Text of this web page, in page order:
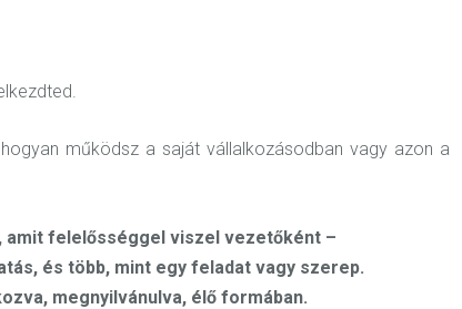
működsz a saját vállalkozásodban vagy azon a
amit felelősséggel viszel vezetőként –
és több, mint egy feladat vagy szerep.
megnyilvánulva, élő formában.